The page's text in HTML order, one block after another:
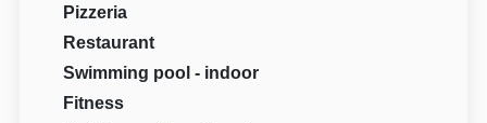
Pizzeria
Restaurant
Swimming pool - indoor
Fitness